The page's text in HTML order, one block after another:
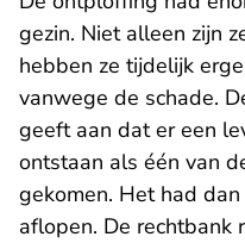
gezin. Niet alleen zijn
hebben ze tijdelijk
vanwege de schade.
geeft aan dat er een
ontstaan als één van
gekomen. Het had
aflopen. De rechtbank